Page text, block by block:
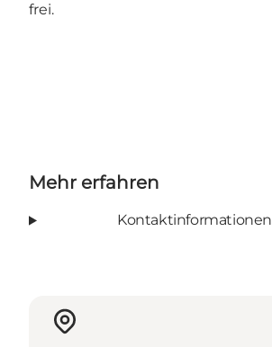
frei.
Mehr erfahren
Kontaktinformationen